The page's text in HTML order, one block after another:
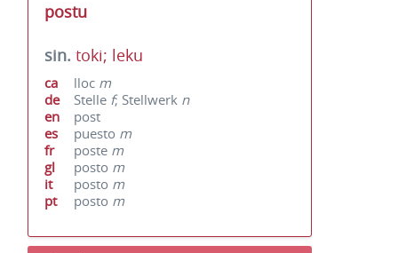
postu
sin. toki; leku
ca lloc m
de
Stelle f; Stellwerk n
en
post
es
puesto m
fr
poste m
gl
posto m
it
posto m
pt
posto m